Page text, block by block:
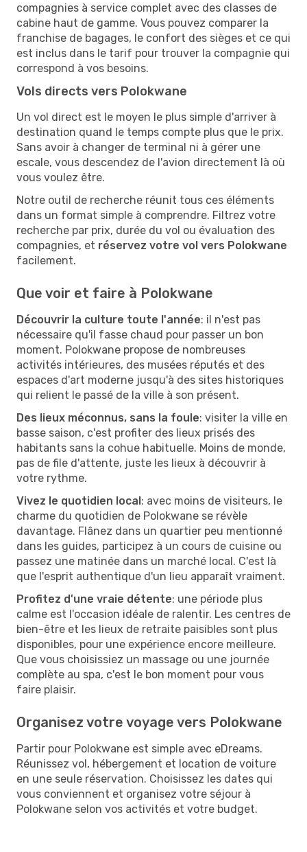
compagnies à service complet avec des classes de
cabine haut de gamme. Vous pouvez comparer la
franchise de bagages, le confort des sièges et ce qui
est inclus dans le tarif pour trouver la compagnie qui
correspond à vos besoins.
Vols directs vers Polokwane
Un vol direct est le moyen le plus simple d'arriver à
destination quand le temps compte plus que le prix.
Sans avoir à changer de terminal ni à gérer une
escale, vous descendez de l'avion directement là où
vous voulez être.
Notre outil de recherche réunit tous ces éléments
dans un format simple à comprendre. Filtrez votre
recherche par prix, durée du vol ou évaluation des
compagnies, et réservez votre vol vers Polokwane
facilement.
Que voir et faire à Polokwane
Découvrir la culture toute l'année: il n'est pas
nécessaire qu'il fasse chaud pour passer un bon
moment. Polokwane propose de nombreuses
activités intérieures, des musées réputés et des
espaces d'art moderne jusqu'à des sites historiques
qui relient le passé de la ville à son présent.
Des lieux méconnus, sans la foule: visiter la ville en
basse saison, c'est profiter des lieux prisés des
habitants sans la cohue habituelle. Moins de monde,
pas de file d'attente, juste les lieux à découvrir à
votre rythme.
Vivez le quotidien local: avec moins de visiteurs, le
charme du quotidien de Polokwane se révèle
davantage. Flânez dans un quartier peu mentionné
dans les guides, participez à un cours de cuisine ou
passez une matinée dans un marché local. C'est là
que l'esprit authentique d'un lieu apparaît vraiment.
Profitez d'une vraie détente: une période plus
calme est l'occasion idéale de ralentir. Les centres de
bien-être et les lieux de retraite paisibles sont plus
disponibles, pour une expérience encore meilleure.
Que vous choisissiez un massage ou une journée
complète au spa, c'est le bon moment pour vous
faire plaisir.
Organisez votre voyage vers Polokwane
Partir pour Polokwane est simple avec eDreams.
Réunissez vol, hébergement et location de voiture
en une seule réservation. Choisissez les dates qui
vous conviennent et organisez votre séjour à
Polokwane selon vos activités et votre budget.